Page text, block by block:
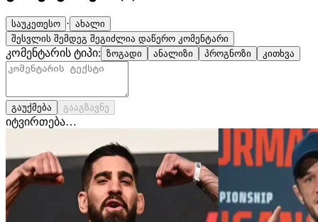
საუკეთესო · ახალი
შესვლის შემდეგ შეგიძლია დაწერო კომენტარი
კომენტარის ტიპი: ზოგადი ანალიზი პროგნოზი კითხვა
გაუქმება გააგზავნე
იტვირთება…